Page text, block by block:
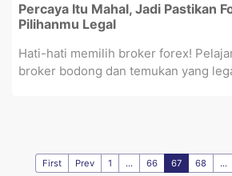
Percaya Itu Mahal, Jadi Pastikan
Pilihanmu Legal
Hati-hati memilih broker forex!
broker bodong dan temukan yang
First Prev 1 ... 66 67 68 ...